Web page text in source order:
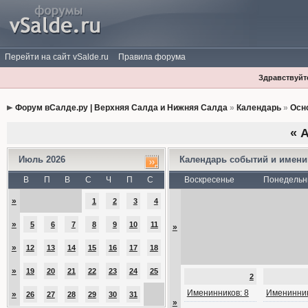
Перейти на сайт vSalde.ru Правила форума
Форум вСалде.ру | Верхняя Салда и Нижняя Салда» Календарь»
«
Июль 2026
В П В С Ч П С
» 1 2 3 4
» 5 6 7 8 9 10 11
» 12 13 14 15 16 17 18
» 19 20 21 22 23 24 25
» 26 27 28 29 30 31
Календарь событий и
Воскресенье
»
»
2
Именинников: 8